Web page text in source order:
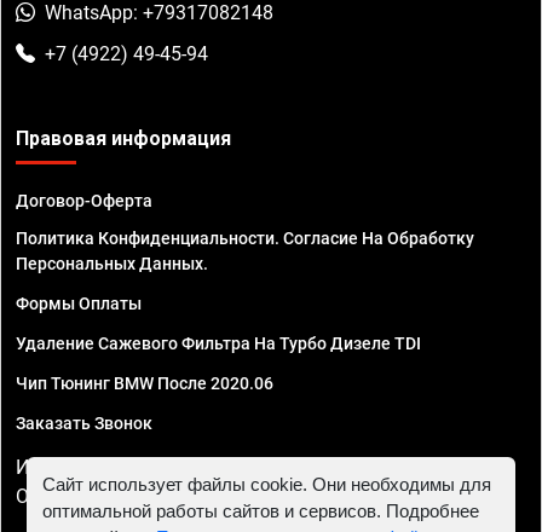
WhatsApp: +79317082148
+7 (4922) 49-45-94
Правовая информация
Договор-Оферта
Политика Конфиденциальности. Согласие На Обработку
Персональных Данных.
Формы Оплаты
Удаление Сажевого Фильтра На Турбо Дизеле TDI
Чип Тюнинг BMW После 2020.06
Заказать Звонок
ИП Смирнов Георгий Павлович. ИНН 781302555843,
ОГРНИП 324470400032610
Сайт использует файлы cookie. Они необходимы для
оптимальной работы сайтов и сервисов. Подробнее